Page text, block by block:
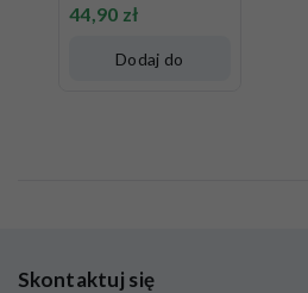
44,90 zł
Dodaj do
Skontaktuj się